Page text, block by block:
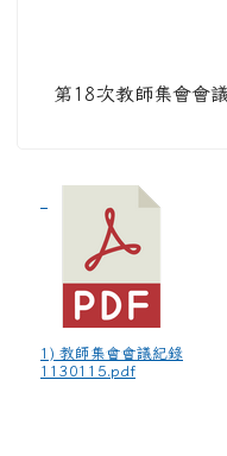
第18次教師集會會
1) 教師集會會議紀錄
1130115.pdf